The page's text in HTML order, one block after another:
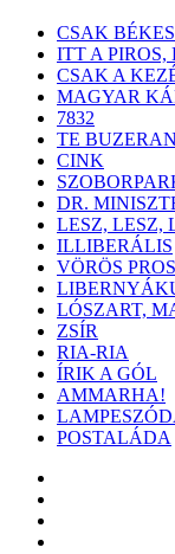
CSAK
ITT A PIROS,
CSAK A
MAGYAR
7832
TE
CINK
DR.
LESZ, LESZ,
ILLIBERÁLIS
VÖRÖS
LÓSZART,
ZSÍR
RIA-RIA
ÍRIK A GÓL
AMMARHA!
POSTALÁDA